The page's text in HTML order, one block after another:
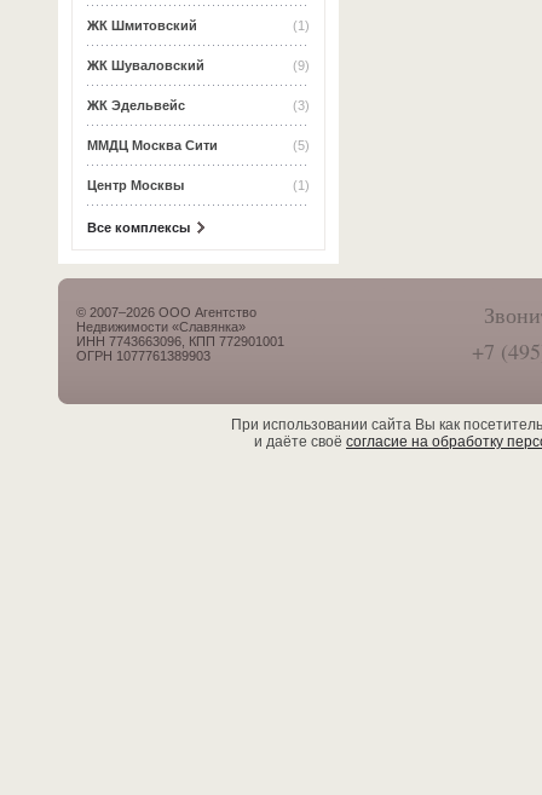
(1)
ЖК Шмитовский
(9)
ЖК Шуваловский
(3)
ЖК Эдельвейс
(5)
ММДЦ Москва Сити
(1)
Центр Москвы
Все комплексы
© 2007–2026 ООО Агентство
Недвижимости «Славянка»
ИНН 7743663096, КПП 772901001
ОГРН 1077761389903
+7
При использовании сайта Вы как
и даёте своё согласие на обработку